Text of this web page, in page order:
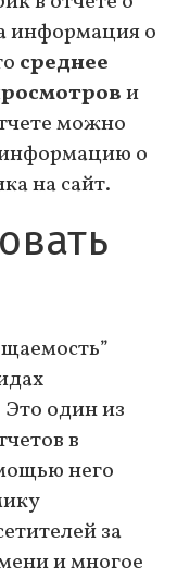
информация о
среднее
и
можно
о
на сайт.
один из
в
него
за
и многое